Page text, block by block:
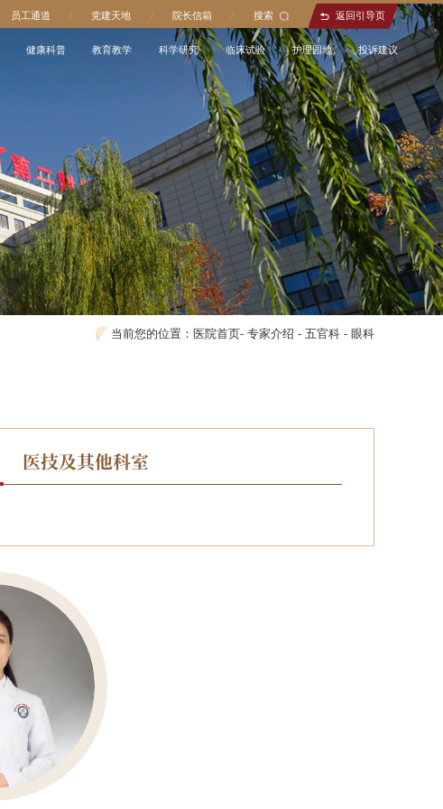
员工通道 / 党建天地 / 院长信箱 / 搜索 返回引导页
健康科普 教育教学 科学研究 临床试验 护理园地 投诉建议
当前您的位置： 医院首页-专家介绍 -五官科 - 眼科
医技及其他科室